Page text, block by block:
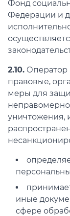
Фонд
Федерации и
2.10.
правовые,
меры для
уничтожения,
иные
сфере